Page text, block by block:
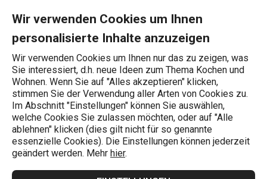
Wir verwenden Cookies um Ihnen
personalisierte Inhalte anzuzeigen
Wir verwenden Cookies um Ihnen nur das zu zeigen, was
Sie interessiert, d.h. neue Ideen zum Thema Kochen und
Wohnen. Wenn Sie auf "Alles akzeptieren" klicken,
stimmen Sie der Verwendung aller Arten von Cookies zu.
Im Abschnitt "Einstellungen" können Sie auswählen,
welche Cookies Sie zulassen möchten, oder auf "Alle
ablehnen" klicken (dies gilt nicht für so genannte
essenzielle Cookies). Die Einstellungen können jederzeit
geändert werden. Mehr hier.
Wonach suchen Sie?
Inspirationen und Ideen
Es ist Zeit, die
besten Suppen zu
entdecken